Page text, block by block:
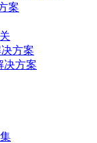
案
方案
决方案